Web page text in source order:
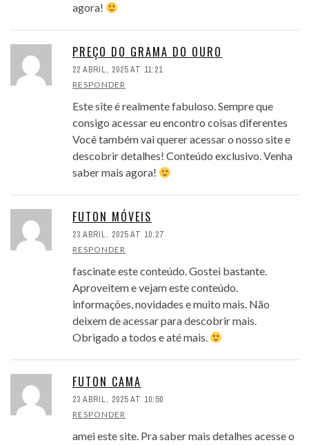
agora!
PREÇO DO GRAMA DO OURO
22 ABRIL, 2025 AT 11:21
RESPONDER
Este site é realmente fabuloso. Sempre que
consigo acessar eu encontro coisas diferentes
Você também vai querer acessar o nosso site e
descobrir detalhes! Conteúdo exclusivo. Venha
saber mais agora!
FUTON MÓVEIS
23 ABRIL, 2025 AT 10:27
RESPONDER
fascinate este conteúdo. Gostei bastante.
Aproveitem e vejam este conteúdo.
informações, novidades e muito mais. Não
deixem de acessar para descobrir mais.
Obrigado a todos e até mais.
FUTON CAMA
23 ABRIL, 2025 AT 10:50
RESPONDER
amei este site. Pra saber mais detalhes acesse o